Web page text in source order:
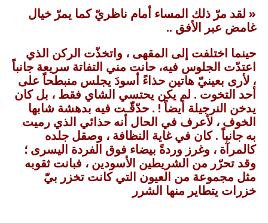
« لقد مرّ ذلك المساء أمام ناظريّ كما يمرّ خيال
غامض عبر الأفق ..
حينما اختلفت إلى المقهى ، واتخذّت الركن الذي
اعتدّت الجلوس فيه، حانت مني التفاتة سريعة جانباً
، لأرى بعينيّ هاتين حذاءً أسودَ يجلس منبطحاً على
أحد التخوت . لم يكن يحتسي الشاي فقط ، بل كان
يدخن النرجيلة أيضاً ! . حدّقّـت فيه بدهشة شابها
الخوف ، لأعرف في الحال أنه حذائي الذي رميت
به جانباً . كان في غاية النظافة ، وصقل جلده
كالمرآة ، وغرز وردةً بيضاء فوق الفردة اليسرى ؛
وقد تحرّر من الشريطين الأسودين ، فبانت ثقوبه
مثل مجموعة من العيون التي كانت تخزر بيّ
خزرات يتطاير منها الشرر